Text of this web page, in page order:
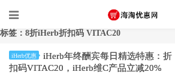
标签：8折iHerb折扣码 VITAC20
iHerb优惠
iHerb年终酬宾每日精选特惠：折
扣码VITAC20，iHerb维C产品立减20%